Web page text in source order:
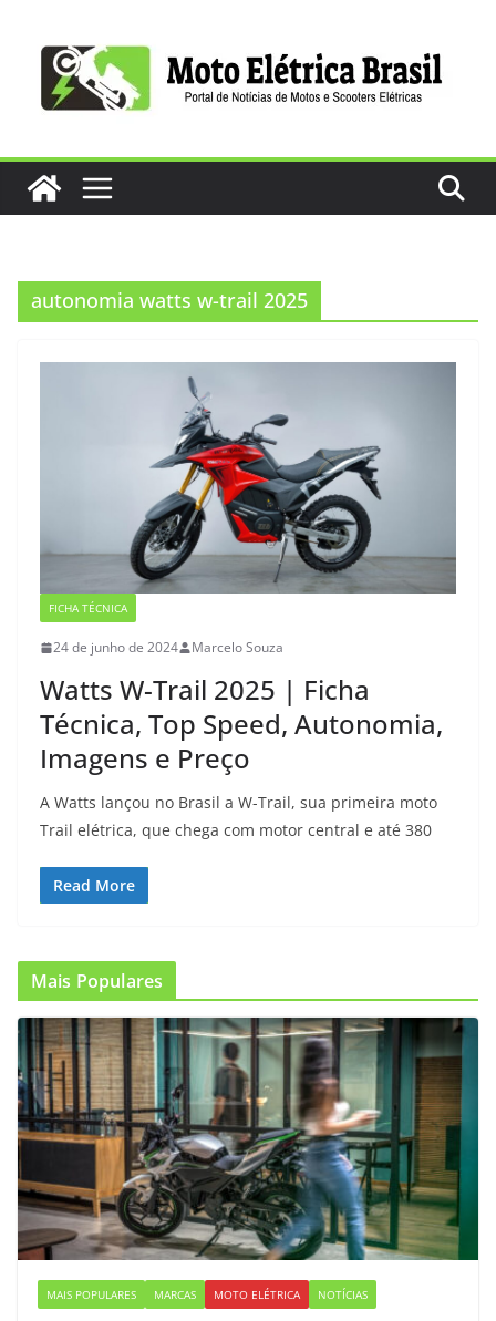
conteúdo
autonomia watts w-trail 2025
FICHA TÉCNICA
24 de junho de 2024 Marcelo Souza
Watts W-Trail 2025 | Ficha
Técnica, Top Speed, Autonomia,
Imagens e Preço
A Watts lançou no Brasil a W-Trail, sua primeira moto
Trail elétrica, que chega com motor central e até 380
Read More
Mais Populares
MAIS POPULARES MARCAS MOTO ELÉTRICA NOTÍCIAS